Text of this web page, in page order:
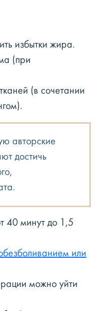
избытки жира.
(при
(в сочетании
авторские
достичь
40 минут до 1,5
или
можно уйти